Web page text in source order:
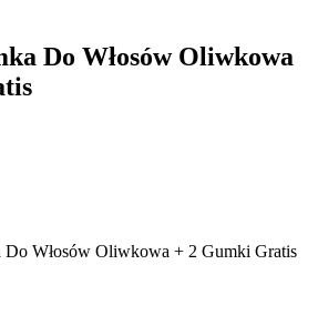
Do Włosów Oliwkowa
Do Włosów Oliwkowa + 2 Gumki Gratis